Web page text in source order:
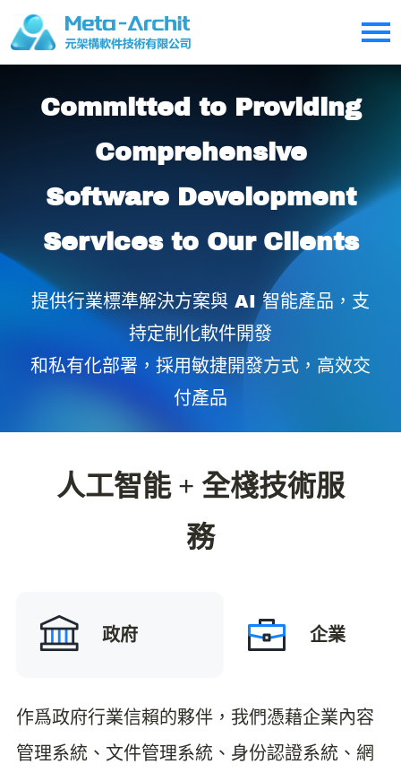
Committed to Providing
Comprehensive
Software Development
Services to Our Clients
提供行業標準解決方案與 AI 智能產品，支
持定制化軟件開發
和私有化部署，採用敏捷開發方式，高效交
付產品
人工智能 + 全棧技術服
務
政府 企業
作爲政府行業信賴的夥伴，我們憑藉企業內容
管理系統、文件管理系統、身份認證系統、網